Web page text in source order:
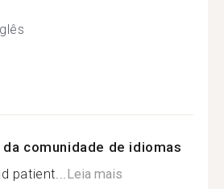
comunidade de idiomas
patient...Leia mais